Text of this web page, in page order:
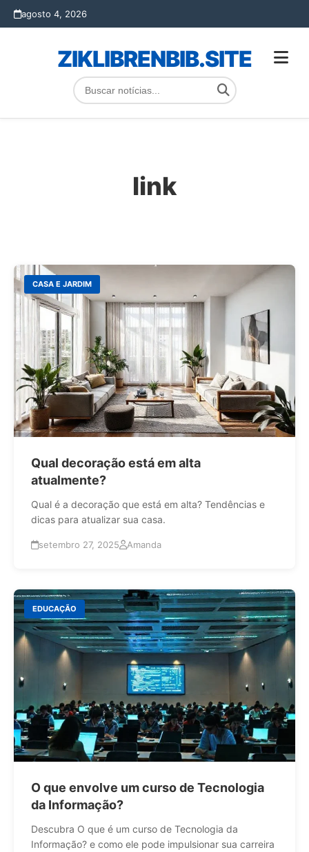
agosto 4, 2026
ZIKLIBRENBIB.SITE
link
CASA E JARDIM
Qual decoração está em alta
atualmente?
Qual é a decoração que está em alta? Tendências e
dicas para atualizar sua casa.
setembro 27, 2025 Amanda
EDUCAÇÃO
O que envolve um curso de Tecnologia
da Informação?
Descubra O que é um curso de Tecnologia da
Informação? e como ele pode impulsionar sua carreira